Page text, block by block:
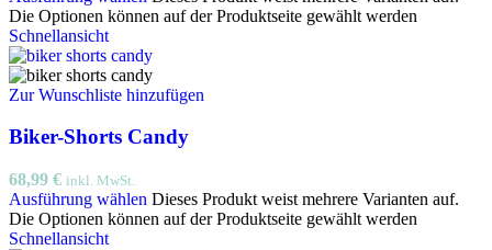
Die Optionen können auf der Produktseite gewählt werden
Schnellansicht
Zur Wunschliste hinzufügen
Biker-Shorts Candy
68,99 € inkl. MwSt.
Ausführung wählen Dieses Produkt weist mehrere Varianten auf.
Die Optionen können auf der Produktseite gewählt werden
Schnellansicht